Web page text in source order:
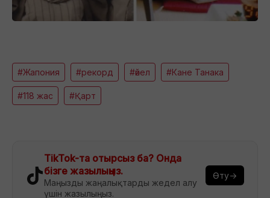
#Жапония #рекорд #әйел #Кане Танака
#118 жас #Қарт
TikTok-та отырсыз ба? Онда
бізге жазылыңыз.
Маңызды жаңалықтарды жедел алу
үшін жазылыңыз.
Өту→